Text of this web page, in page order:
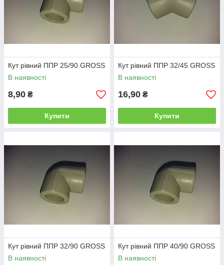
Кут рівний ППР 25/90 GROSS
В наявності
8,90 ₴
Купити
Кут рівний ППР 32/45 GROSS
В наявності
16,90 ₴
Купити
Кут рівний ППР 32/90 GROSS
В наявності
Кут рівний ППР 40/90 GROSS
В наявності